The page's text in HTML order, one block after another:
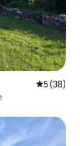
レビュー
5 (38)